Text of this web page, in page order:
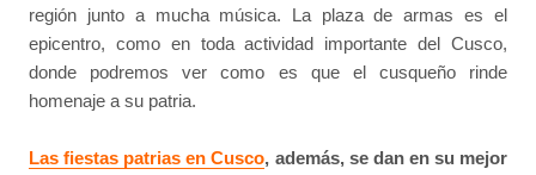
región junto a mucha música. La plaza de armas es el
epicentro, como en toda actividad importante del Cusco,
donde podremos ver como es que el cusqueño rinde
homenaje a su patria.
Las fiestas patrias en Cusco, además, se dan en su mejor